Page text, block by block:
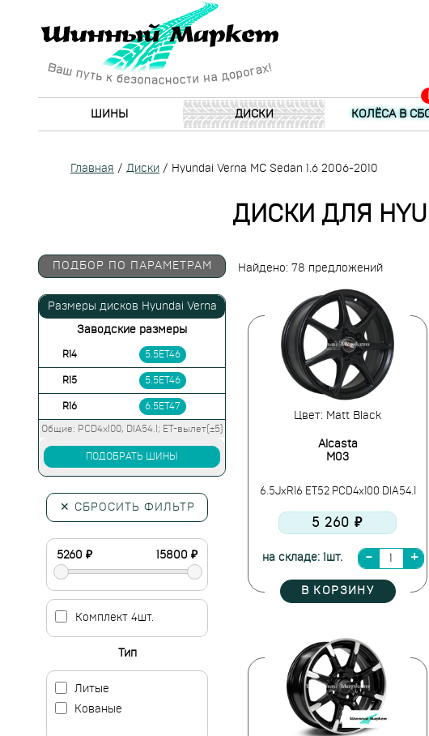
ШИНЫ ДИСКИ КОЛЁСА В
Главная / Диски / Hyundai Verna MC Sedan 1.6 2006-2010
ДИСКИ ДЛЯ
Найдено: 78 предложений
Цвет: Matt Black
Alcasta
M03
6.5JxR16 ET52 PCD4x100 DIA54.1
5 260 ₽
на складе: 1шт.
В КОРЗИНУ
ПОДБОР ПО ПАРАМЕТРАМ
Размеры дисков Hyundai Verna
Заводские размеры
R14 5.5ET46
R15 5.5ET46
R16 6.5ET47
Общие: PCD4x100, DIA54.1; ET-вылет(±5)
ПОДОБРАТЬ ШИНЫ
✕ СБРОСИТЬ ФИЛЬТР
Комплект 4шт.
Тип
Литые
Кованые